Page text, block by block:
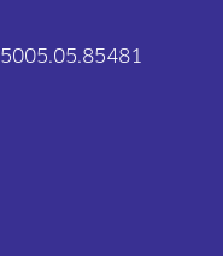
5005.05.85481